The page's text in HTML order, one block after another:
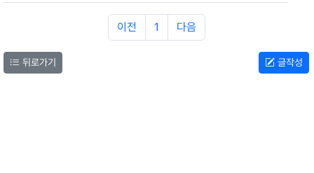
이전 1 다음
뒤로가기 글작성